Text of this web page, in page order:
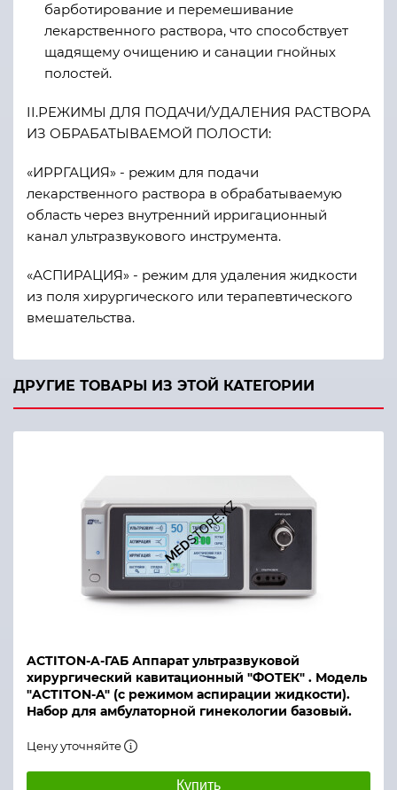
барботирование и перемешивание
лекарственного раствора, что способствует
щадящему очищению и санации гнойных
полостей.
II.РЕЖИМЫ ДЛЯ ПОДАЧИ/УДАЛЕНИЯ РАСТВОРА
ИЗ ОБРАБАТЫВАЕМОЙ ПОЛОСТИ:
«ИРРГАЦИЯ» - режим для подачи
лекарственного раствора в обрабатываемую
область через внутренний ирригационный
канал ультразвукового инструмента.
«АСПИРАЦИЯ» - режим для удаления жидкости
из поля хирургического или терапевтического
вмешательства.
ДРУГИЕ ТОВАРЫ ИЗ ЭТОЙ КАТЕГОРИИ
ACTITON-A-ГАБ Аппарат ультразвуковой
хирургический кавитационный "ФОТЕК" . Модель
"ACTITON-A" (с режимом аспирации жидкости).
Набор для амбулаторной гинекологии базовый.
Цену уточняйте
Купить